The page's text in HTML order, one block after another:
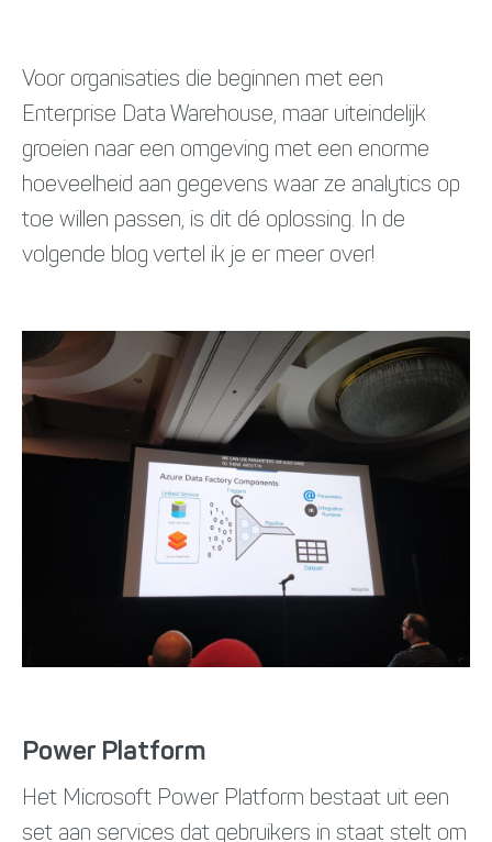
Voor organisaties die beginnen met een
Enterprise Data Warehouse, maar uiteindelijk
groeien naar een omgeving met een enorme
hoeveelheid aan gegevens waar ze analytics op
toe willen passen, is dit dé oplossing. In de
volgende blog vertel ik je er meer over!
Power Platform
Het Microsoft Power Platform bestaat uit een
set aan services dat gebruikers in staat stelt om